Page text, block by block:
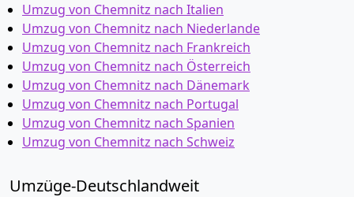
Umzug von Chemnitz nach Italien
Umzug von Chemnitz nach Niederlande
Umzug von Chemnitz nach Frankreich
Umzug von Chemnitz nach Österreich
Umzug von Chemnitz nach Dänemark
Umzug von Chemnitz nach Portugal
Umzug von Chemnitz nach Spanien
Umzug von Chemnitz nach Schweiz
Umzüge-Deutschlandweit